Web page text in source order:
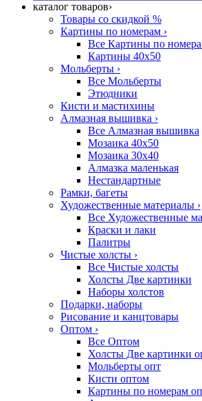
каталог товаров›
Товары со скидкой %
Картины по номерам ›
Все Картины по
Картины 40x50
Мольберты ›
Все Мольберты
Этюдники
Кисти и мастихины
Алмазная вышивка ›
Все Алмазная вышивка
Мозаика 40x50
Мозаика 30x40
Алмазка маленькая
Нестандартные
Рамки, багеты
Художественные материалы ›
Все Художественные
Краски и лаки
Палитры
Чистые холсты ›
Все Чистые холсты
Холсты Две картинки
Наборы холстов
Подарки, наборы
Рисование и канцтовары
Оптом ›
Все Оптом
Холсты Две картинки
Мольберты опт
Кисти оптом
Картины по номерам